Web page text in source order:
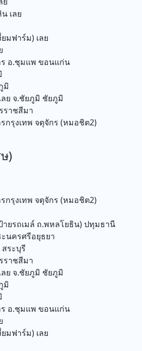
น เลย
ยมฟาร์ม) เลย
อ.ชุมแพ ขอนแก่น
มิ
ลย จ.ชัยภูมิ ชัยภูมิ
ราชสีมา
กรุงเทพ จตุจักร (หมอชิต2)
)
กรุงเทพ จตุจักร (หมอชิต2)
ายรถเมล์ ถ.พหลโยธิน)ปทุมธานี
นครศรีอยุธยา
สระบุรี
ราชสีมา
ลย จ.ชัยภูมิ ชัยภูมิ
มิ
อ.ชุมแพ ขอนแก่น
ยมฟาร์ม) เลย